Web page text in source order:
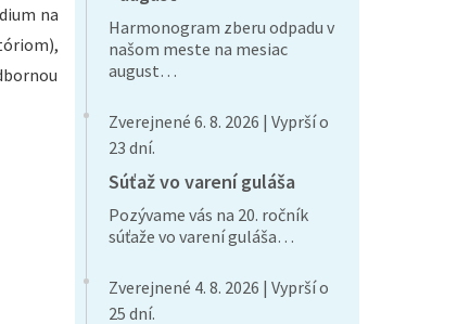
na
Harmonogram zberu odpadu v
našom meste na mesiac
august…
Zverejnené 6. 8. 2026 | Vyprší o
23 dní.
Súťaž vo varení guláša
Pozývame vás na 20. ročník
súťaže vo varení guláša…
Zverejnené 4. 8. 2026 | Vyprší o
25 dní.